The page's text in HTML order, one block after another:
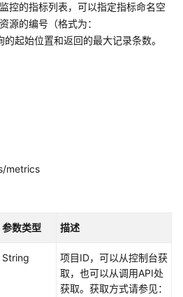
控的指标列表，可以指定指标命名空
源的编号（格式为：
起始位置和返回的最大记录条数。
metrics
参数类型 描述
String
项目ID，可以从控制台获
取，也可以从调用API处
获取。获取方式请参见：